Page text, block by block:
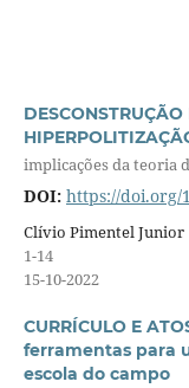
implicações da teoria
DOI: https://doi.org/
Clívio Pimentel Junior
1-14
15-10-2022
CURRÍCULO E
ferramentas para
escola do campo